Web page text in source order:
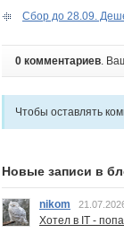
Сбор до 28.09.
0 комментариев.
Чтобы оставлять
Новые записи в
nikom
Хотел в IT -